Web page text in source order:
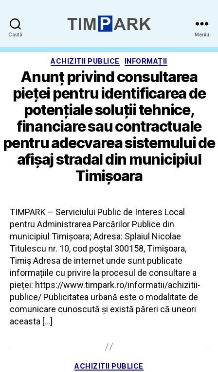
Caută
-
SPAPP
Meniu
Categorii
ACHIZITII PUBLICE INFORMAȚII
Anunț privind consultarea
pieței pentru identificarea de
potențiale soluții tehnice,
financiare sau contractuale
pentru adecvarea sistemului de
afișaj stradal din municipiul
Timișoara
TIMPARK – Serviciului Public de Interes Local
pentru Administrarea Parcărilor Publice din
municipiul Timișoara; Adresa: Splaiul Nicolae
Titulescu nr. 10, cod poștal 300158, Timișoara,
Timiș Adresa de internet unde sunt publicate
informațiile cu privire la procesul de consultare a
pieței: https://www.timpark.ro/informatii/achizitii-
publice/ Publicitatea urbană este o modalitate de
comunicare cunoscută și există păreri că uneori
aceasta […]
Categorii
ACHIZITII PUBLICE